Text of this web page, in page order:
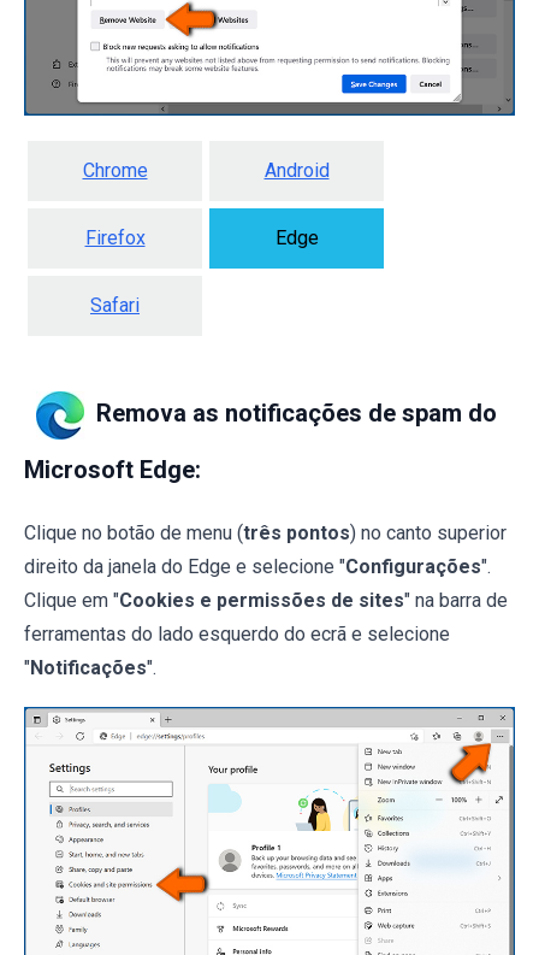
Chrome Android
Firefox Edge
Safari
Remova as notificações de spam do
Microsoft Edge:
Clique no botão de menu (três pontos) no canto superior
direito da janela do Edge e selecione "Configurações".
Clique em "Cookies e permissões de sites" na barra de
ferramentas do lado esquerdo do ecrã e selecione
"Notificações".